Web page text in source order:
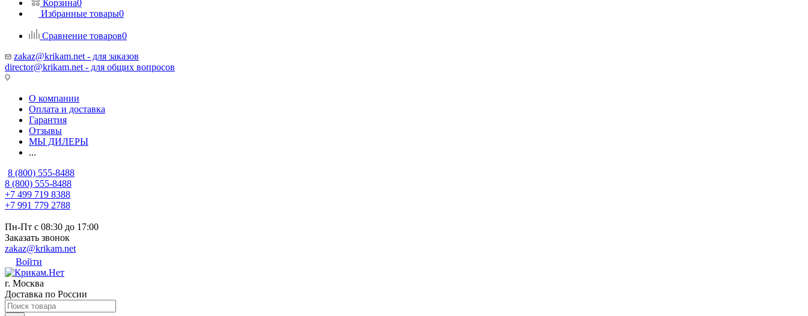
Корзина0
Избранные товары0
Сравнение товаров0
zakaz@krikam.net - для заказов
director@krikam.net - для общих вопросов
О компании
Оплата и доставка
Гарантия
Отзывы
МЫ ДИЛЕРЫ
...
8 (800) 555-8488
8 (800) 555-8488
+7 499 719 8388
+7 991 779 2788
Пн-Пт с 08:30 до 17:00
Заказать звонок
zakaz@krikam.net
Войти
г. Москва
Доставка по России